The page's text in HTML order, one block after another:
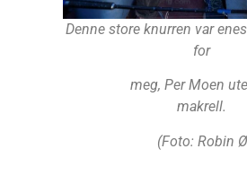
Denne store knurren var
for
meg, Per Moen
makrell.
(Foto: Robin